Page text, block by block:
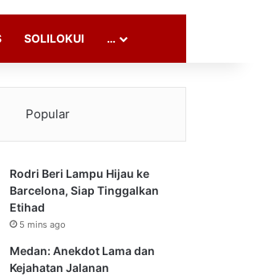
SOLILOKUI …
Popular
Rodri Beri Lampu Hijau ke
Barcelona, Siap Tinggalkan
Etihad
5 mins ago
Medan: Anekdot Lama dan
Kejahatan Jalanan